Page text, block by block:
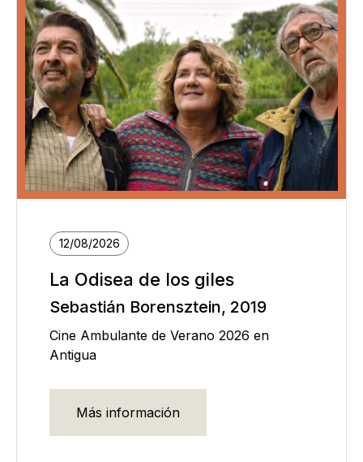
12/08/2026
La Odisea de los giles
Sebastián Borensztein, 2019
Cine Ambulante de Verano 2026 en
Antigua
Más información